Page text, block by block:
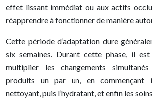
effet lissant immédiat ou aux actifs
réapprendre à fonctionner de manière
Cette période d’adaptation dure
six semaines. Durant cette phase, il
multiplier les changements
produits un par un, en commençant
nettoyant, puis l’hydratant, et enfin les